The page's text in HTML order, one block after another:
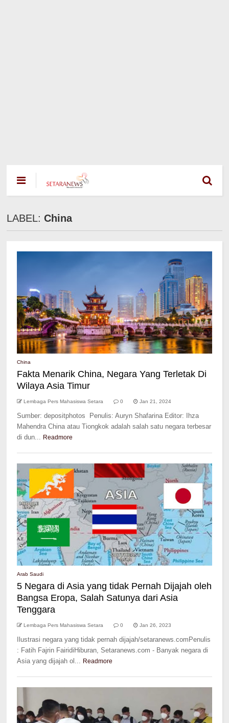
LABEL:China
China
Fakta Menarik China, Negara Yang Terletak Di
Wilaya Asia Timur
Lembaga Pers Mahasiswa Setara 0 Jan 21, 2024
Sumber: depositphotos Penulis: Auryn Shafarina Editor: Ihza
Mahendra China atau Tiongkok adalah salah satu negara terbesar
di dun... Readmore
Arab Saudi
5 Negara di Asia yang tidak Pernah Dijajah oleh
Bangsa Eropa, Salah Satunya dari Asia
Tenggara
Lembaga Pers Mahasiswa Setara 0 Jan 26, 2023
Ilustrasi negara yang tidak pernah dijajah/setaranews.comPenulis
: Fatih Fajrin FairidiHiburan, Setaranews.com - Banyak negara di
Asia yang dijajah ol... Readmore